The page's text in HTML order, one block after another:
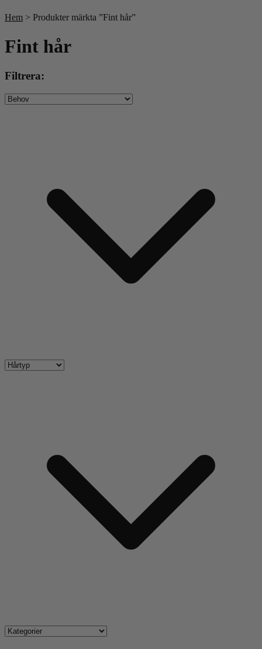
Hem > Produkter märkta ”Fint hår”
Fint hår
Filtrera: